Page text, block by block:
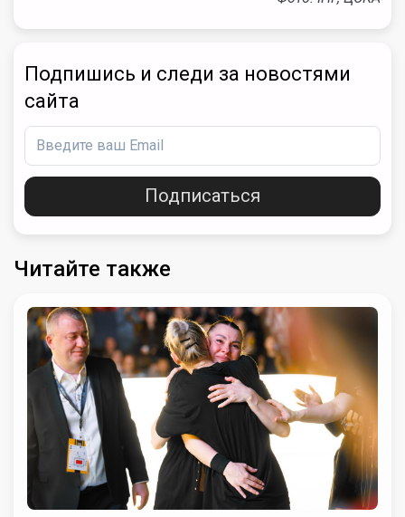
Подпишись и следи за новостями
сайта
Подписаться
Читайте также